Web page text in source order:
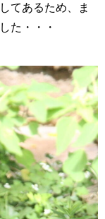
てあるため、ま
た・・・